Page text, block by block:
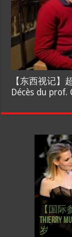
【东西视记】
Décès du prof.
【国际
式
【国际
Thierry
岁
【国际
Mar-a-
【东西
肯尼迪
【东西
肯尼迪
【东西
林 成为